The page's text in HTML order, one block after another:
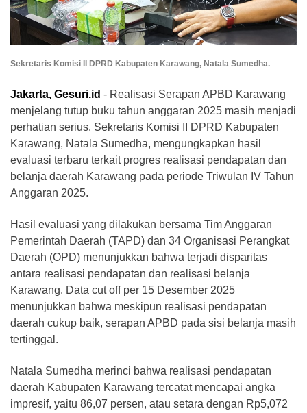
Sekretaris Komisi II DPRD Kabupaten Karawang, Natala Sumedha.
Jakarta, Gesuri.id - Realisasi Serapan APBD Karawang
menjelang tutup buku tahun anggaran 2025 masih menjadi
perhatian serius. Sekretaris Komisi II DPRD Kabupaten
Karawang, Natala Sumedha, mengungkapkan hasil
evaluasi terbaru terkait progres realisasi pendapatan dan
belanja daerah Karawang pada periode Triwulan IV Tahun
Anggaran 2025.
Hasil evaluasi yang dilakukan bersama Tim Anggaran
Pemerintah Daerah (TAPD) dan 34 Organisasi Perangkat
Daerah (OPD) menunjukkan bahwa terjadi disparitas
antara realisasi pendapatan dan realisasi belanja
Karawang. Data cut off per 15 Desember 2025
menunjukkan bahwa meskipun realisasi pendapatan
daerah cukup baik, serapan APBD pada sisi belanja masih
tertinggal.
Natala Sumedha merinci bahwa realisasi pendapatan
daerah Kabupaten Karawang tercatat mencapai angka
impresif, yaitu 86,07 persen, atau setara dengan Rp5,072